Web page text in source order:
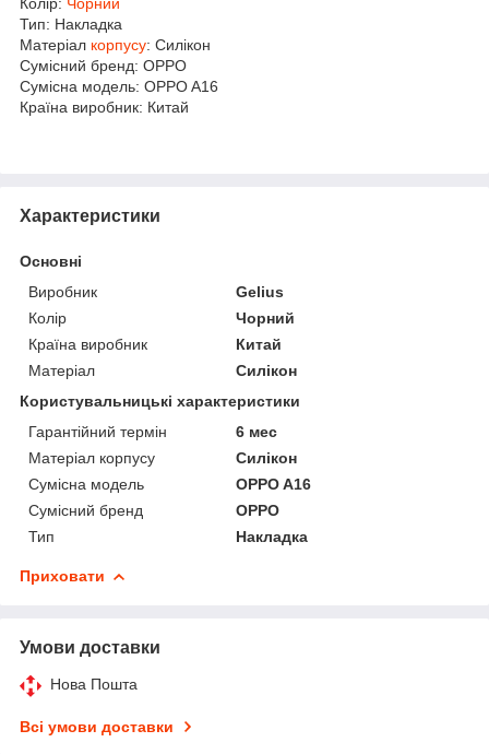
Тип: Накладка
Матеріал корпусу: Силікон
Сумісний бренд: OPPO
Сумісна модель: OPPO A16
Країна виробник: Китай
Характеристики
Основні
Виробник
Gelius
Колір
Чорний
Країна виробник
Китай
Матеріал
Силікон
Користувальницькі характеристики
Гарантійний термін
6 мес
Матеріал корпусу
Силікон
Сумісна модель
OPPO A16
Сумісний бренд
OPPO
Тип
Накладка
Приховати
Умови доставки
Нова Пошта
Всі умови доставки